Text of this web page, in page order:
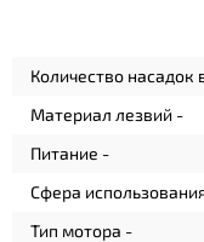
Количество насадок
Материал лезвий -
Питание -
Сфера
Тип мотора -